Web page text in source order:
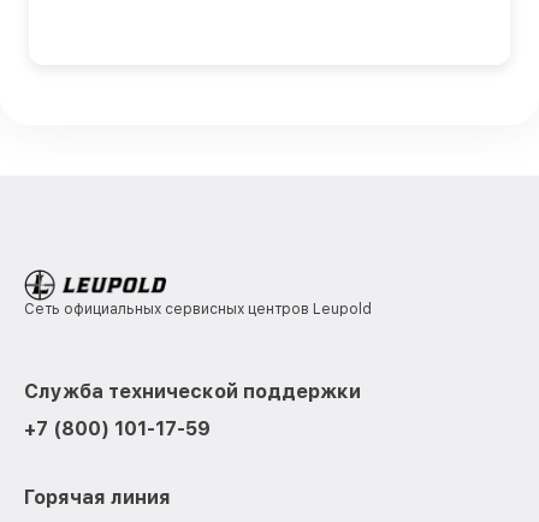
Сеть официальных сервисных центров Leupold
Служба технической поддержки
+7 (800) 101-17-59
Горячая линия